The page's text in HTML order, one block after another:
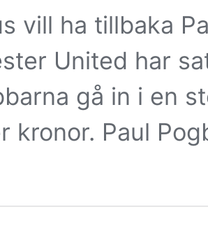
vill ha tillbaka
United har
gå in i en
kronor. Paul